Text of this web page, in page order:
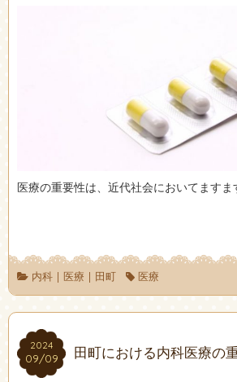
医療の重要性は、近代社会においてますま
内科| 医療 | 田町 医療
2024
09/09
2024
09/09 田町における内科医療の